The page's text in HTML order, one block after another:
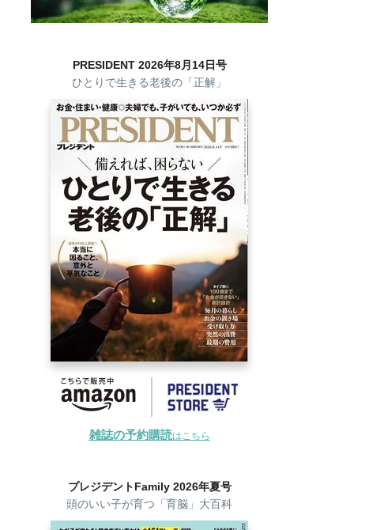
PRESIDENT 2026年8月14日号
ひとりで生きる老後の「正解」
雑誌の予約購読はこちら
プレジデントFamily 2026年夏号
頭のいい子が育つ「育脳」大百科